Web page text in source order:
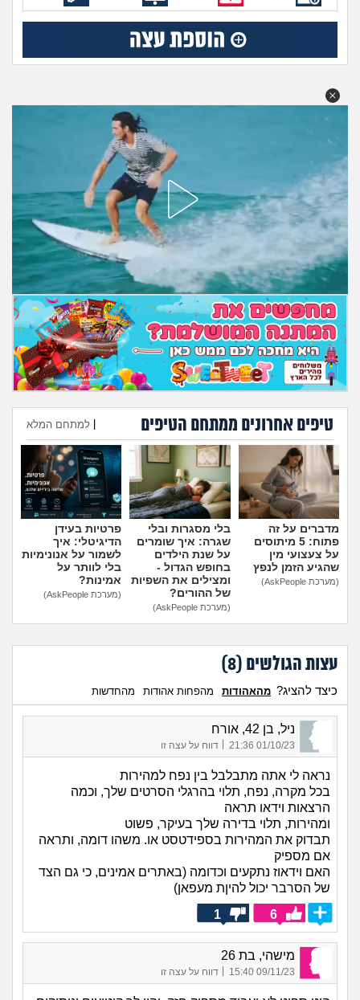
מה שעובר עליי
שומרים על הגוף
בין הסדינים
חיות מחמד
יוקר המחיה
גאווה
טיפים אחרונים ממתחם הטיפים למתחם המלא
הוספת טיפ
מדברים על זה
פתוח: 5 מיתוסים
על צעצועי מין
שהגיע הזמן לנפץ
(מערכת AskPeople)
בלי מסגרות ובלי
שגרה: איך שומרים
על שנת הילדים
בחופש הגדול -
ומצילים את השפיות
של ההורים?
(מערכת AskPeople)
פרטיות בעידן
הדיגיטלי: איך
לשמור על אנונימיות
בלי לוותר על
אמינות?
(מערכת AskPeople)
עצות הגולשים (8
)
כיצד להציג? מהאהודות מהפחות אהודות מהחדשות
ניל, בן 42, אורח
01/10/23 21:36
| דווח על עצה זו
נראה לי אתה מתבלבל בין נפח למהירות
בכל מקרה, נפח, תלוי בהרגלי הסרטים שלך, וכמה
הרצאות וידאו תראה
ומהירות, תלוי בדירה שלך בעיקר, פשוט
תבדוק את המהירות בספידטסט או. משהו דומה, ותראה
אם מספיק
האם וידאוז נתקעים וכדומה (באתרים אמינים, כי גם הצד
של הסרבר יכול להיןת מעפאן)
6
1
מישהי, בת 26
09/11/23 15:40 דווח על עצה זו